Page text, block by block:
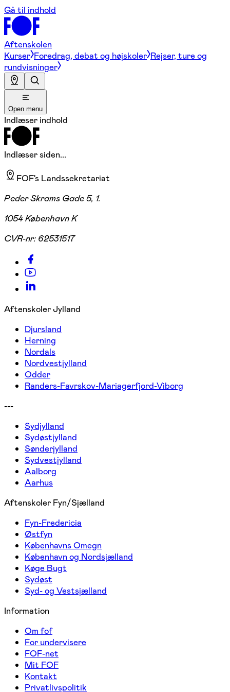
Gå til indhold
Aftenskolen
Kurser Foredrag, debat og højskoler Rejser, ture og
rundvisninger
Open menu
Indlæser indhold
Indlæser siden...
FOF's Landssekretariat
Peder Skrams Gade 5, 1.
1054 København K
CVR-nr: 62531517
Aftenskoler Jylland
Djursland
Herning
Nordals
Nordvestjylland
Odder
Randers-Favrskov-Mariagerfjord-Viborg
---
Sydjylland
Sydøstjylland
Sønderjylland
Sydvestjylland
Aalborg
Aarhus
Aftenskoler Fyn/Sjælland
Fyn-Fredericia
Østfyn
Københavns Omegn
København og Nordsjælland
Køge Bugt
Sydøst
Syd- og Vestsjælland
Information
Om fof
For undervisere
FOF-net
Mit FOF
Kontakt
Privatlivspolitik